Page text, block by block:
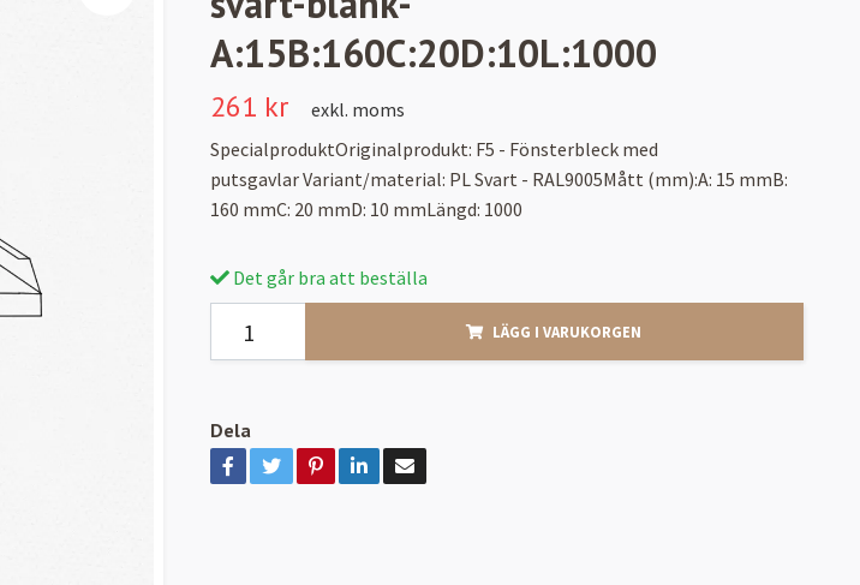
A:15B:160C:20D:10L:1000
261 kr
exkl. moms
SpecialproduktOriginalprodukt: F5 - Fönsterbleck med
putsgavlar Variant/material: PL Svart - RAL9005Mått (mm):A: 15 mmB:
160 mmC: 20 mmD: 10 mmLängd: 1000
Det går bra att beställa
LÄGG I VARUKORGEN
Dela